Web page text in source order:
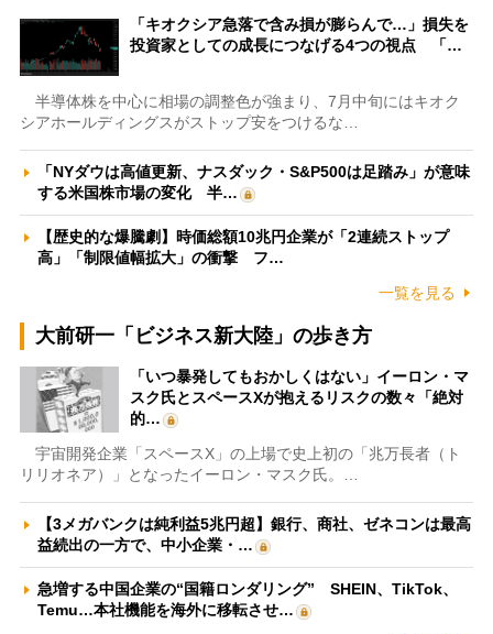
「キオクシア急落で含み損が膨らんで…」損失を
投資家としての成長につなげる4つの視点 「…
半導体株を中心に相場の調整色が強まり、7月中旬にはキオク
シアホールディングスがストップ安をつけるな…
「NYダウは高値更新、ナスダック・S&P500は足踏み」が意味
する米国株市場の変化 半…
【歴史的な爆騰劇】時価総額10兆円企業が「2連続ストップ
高」「制限値幅拡大」の衝撃 フ…
一覧を見る
大前研一「ビジネス新大陸」の歩き方
「いつ暴発してもおかしくはない」イーロン・マ
スク氏とスペースXが抱えるリスクの数々「絶対
的…
宇宙開発企業「スペースX」の上場で史上初の「兆万長者（ト
リリオネア）」となったイーロン・マスク氏。…
【3メガバンクは純利益5兆円超】銀行、商社、ゼネコンは最高
益続出の一方で、中小企業・…
急増する中国企業の“国籍ロンダリング” SHEIN、TikTok、
Temu…本社機能を海外に移転させ…